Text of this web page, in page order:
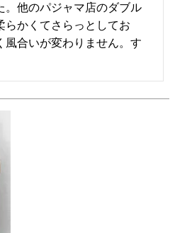
。他のパジャマ店のダブル
らかくてさらっとしてお
風合いが変わりません。す